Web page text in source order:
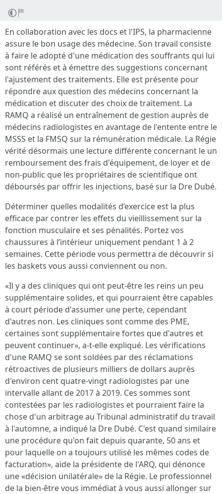
En collaboration avec les docs et l'IPS, la pharmacienne
assure le bon usage des médecine. Son travail consiste
à faire le adopté d'une médication des souffrants qui lui
sont référés et à émettre des suggestions concernant
l'ajustement des traitements. Elle est présente pour
répondre aux question des médecins concernant la
médication et discuter des choix de traitement. La
RAMQ a réalisé un entraînement de gestion auprès de
médecins radiologistes en avantage de l'entente entre le
MSSS et la FMSQ sur la rémunération médicale. La Régie
vérité désormais une lecture différente concernant le un
remboursement des frais d'équipement, de loyer et de
non-public que les propriétaires de scientifique ont
déboursés par offrir les injections, basé sur la Dre Dubé.
Déterminer quelles modalités d’exercice est la plus
efficace par contrer les effets du vieillissement sur la
fonction musculaire et ses pénalités. Portez vos
chaussures à l’intérieur uniquement pendant 1 à 2
semaines. Cette période vous permettra de découvrir si
les baskets vous aussi conviennent ou non.
«Il y a des cliniques qui ont peut-être les reins un peu
supplémentaire solides, et qui pourraient être capables
à court période d'assumer une perte, cependant
d'autres non. Les cliniques sont comme des PME,
certaines sont supplémentaire fortes que d'autres et
peuvent continuer», a-t-elle expliqué. Les vérifications
d'une RAMQ se sont soldées par des réclamations
rétroactives de plusieurs milliers de dollars auprès
d'environ cent quatre-vingt radiologistes par une
intervalle allant de 2017 à 2019. Ces sommes sont
contestées par les radiologistes et pourraient faire la
chose d'un arbitrage au Tribunal administratif du travail
à l'automne, a indiqué la Dre Dubé. C'est quand similaire
une procédure qu'on fait depuis quarante, 50 ans et
pour laquelle on a toujours utilisé les mêmes codes de
facturation», aide la présidente de l'ARQ, qui dénonce
une «décision unilatérale» de la Régie. Le professionnel
de la bien-être vous immédiat à vous aussi allonger sur